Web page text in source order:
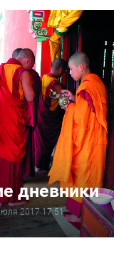
дневники
2017 17:51